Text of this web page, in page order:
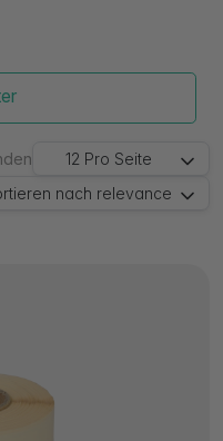
12 Pro Seite
nach relevance